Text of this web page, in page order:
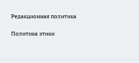
Редакционная политика
Политика этики